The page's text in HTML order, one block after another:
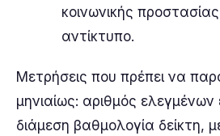
κοινωνικής
αντίκτυπο.
Μετρήσεις που πρέπει να
μηνιαίως: αριθμός
διάμεση βαθμολογία δείκτη,